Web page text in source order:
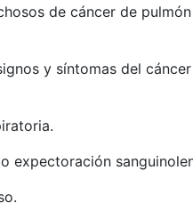
de cáncer de
y síntomas del
expectoración